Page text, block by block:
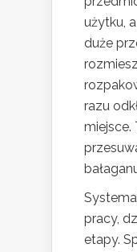
użytku,
duże
razu
miejsce.
pracy,
etapy.